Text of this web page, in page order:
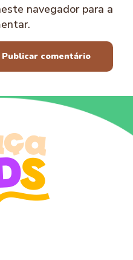
navegador para a